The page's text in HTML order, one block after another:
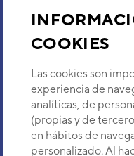
COOKIES
Las cookies son
experiencia de
analíticas, de
(propias y de
en hábitos de
personalizado. Al
Descubre Eurofred
Dónde Estamos
¿Buscas un servicio